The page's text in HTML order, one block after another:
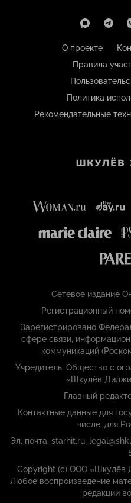
О проекте
Правила
Политика
Рекомендательные
Сетевое издание
Регистрационный
Зарегистрировано
сфере связи,
коммуникаций
Учредитель: Общество с
«Шкулёв
Главный
Контактные данные для
числе, для
Эл. почта:
Copyright (с) ООО «Шкулёв
Любое воспроизведение
редакции